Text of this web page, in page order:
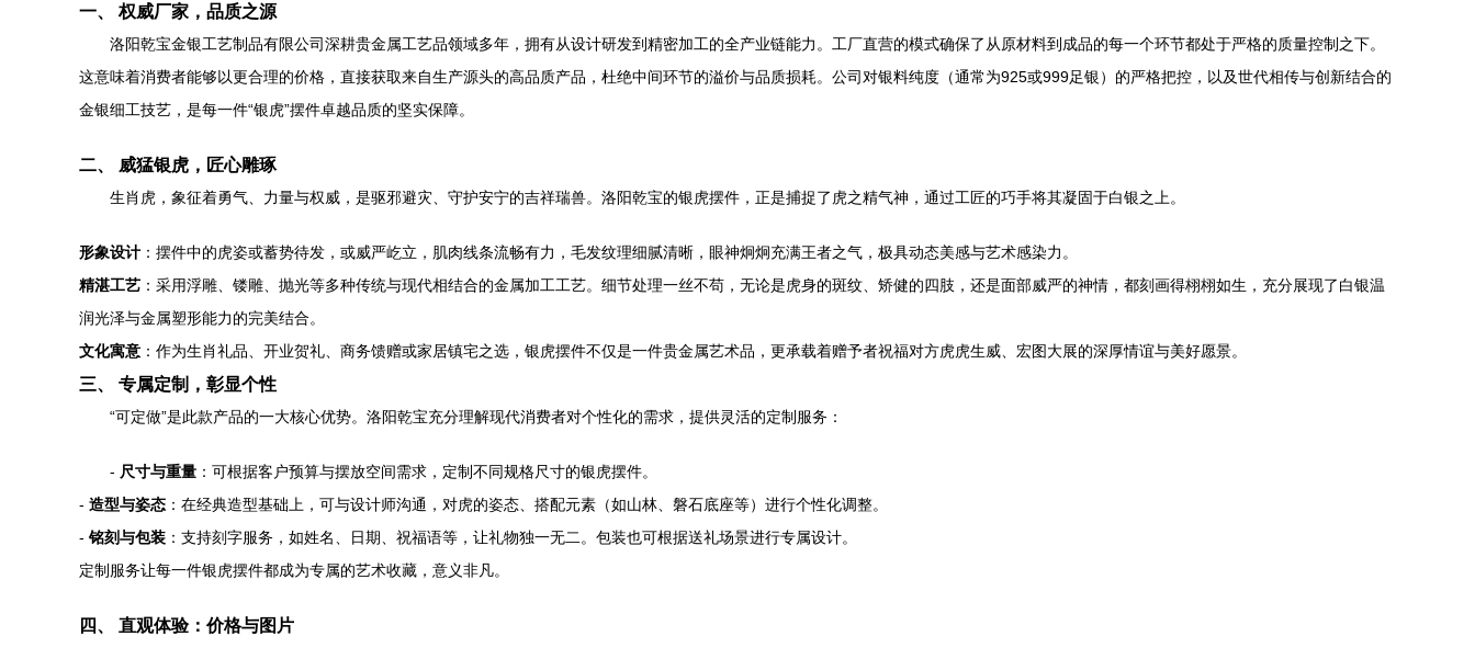
一、 权威厂家，品质之源
洛阳乾宝金银工艺制品有限公司深耕贵金属工艺品领域多年，拥有从设计研发到精密加工的全产业链能力。工厂直营的模式确保了从原材料到成品的每一个环节都处于严格的质量控制之下。
这意味着消费者能够以更合理的价格，直接获取来自生产源头的高品质产品，杜绝中间环节的溢价与品质损耗。公司对银料纯度（通常为925或999足银）的严格把控，以及世代相传与创新结合的
金银细工技艺，是每一件“银虎”摆件卓越品质的坚实保障。
二、 威猛银虎，匠心雕琢
生肖虎，象征着勇气、力量与权威，是驱邪避灾、守护安宁的吉祥瑞兽。洛阳乾宝的银虎摆件，正是捕捉了虎之精气神，通过工匠的巧手将其凝固于白银之上。
形象设计 ：摆件中的虎姿或蓄势待发，或威严屹立，肌肉线条流畅有力，毛发纹理细腻清晰，眼神炯炯充满王者之气，极具动态美感与艺术感染力。
精湛工艺 ：采用浮雕、镂雕、抛光等多种传统与现代相结合的金属加工工艺。细节处理一丝不苟，无论是虎身的斑纹、矫健的四肢，还是面部威严的神情，都刻画得栩栩如生，充分展现了白银温
润光泽与金属塑形能力的完美结合。
文化寓意 ：作为生肖礼品、开业贺礼、商务馈赠或家居镇宅之选，银虎摆件不仅是一件贵金属艺术品，更承载着赠予者祝福对方虎虎生威、宏图大展的深厚情谊与美好愿景。
三、 专属定制，彰显个性
“可定做”是此款产品的一大核心优势。洛阳乾宝充分理解现代消费者对个性化的需求，提供灵活的定制服务：
- 尺寸与重量 ：可根据客户预算与摆放空间需求，定制不同规格尺寸的银虎摆件。
- 造型与姿态 ：在经典造型基础上，可与设计师沟通，对虎的姿态、搭配元素（如山林、磐石底座等）进行个性化调整。
- 铭刻与包装 ：支持刻字服务，如姓名、日期、祝福语等，让礼物独一无二。包装也可根据送礼场景进行专属设计。
定制服务让每一件银虎摆件都成为专属的艺术收藏，意义非凡。
四、 直观体验：价格与图片